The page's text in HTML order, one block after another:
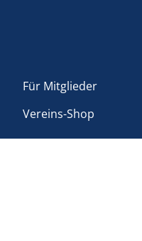
Für Mitglieder
Vereins-Shop